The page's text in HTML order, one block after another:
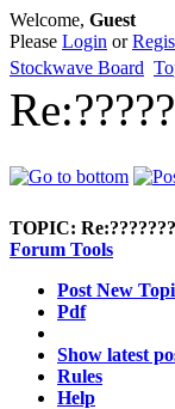
Welcome, Guest
Please Login or
Stockwave Board
TOPIC:
Forum Tools
Post New
Pdf
Show latest
Rules
Help